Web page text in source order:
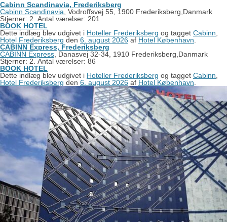
Cabinn Scandinavia, Frederiksberg
Cabinn Scandinavia , Vodroffsvej 55, 1900 Frederiksberg,Danmark
Stjerner: 2. Antal værelser: 201
BOOK HOTEL
Dette indlæg blev udgivet i Hoteller Frederiksberg og tagget Cabinn
Hotel Frederiksberg den 6. august 2026 af Hotel København
CABINN Express, Frederiksberg
CABINN Express , Danasvej 32-34, 1910 Frederiksberg,Danmark
Stjerner: 2. Antal værelser: 86
BOOK HOTEL
Dette indlæg blev udgivet i Hoteller Frederiksberg og tagget Cabinn
Hotel Frederiksberg den 6. august 2026 af Hotel København